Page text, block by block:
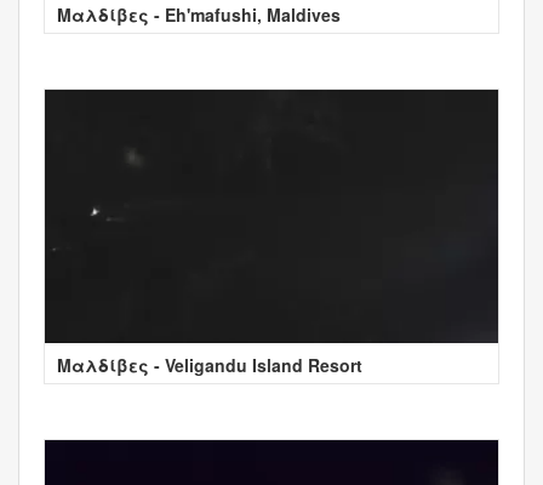
Μαλδίβες - Eh'mafushi, Maldives
Μαλδίβες - Veligandu Island Resort